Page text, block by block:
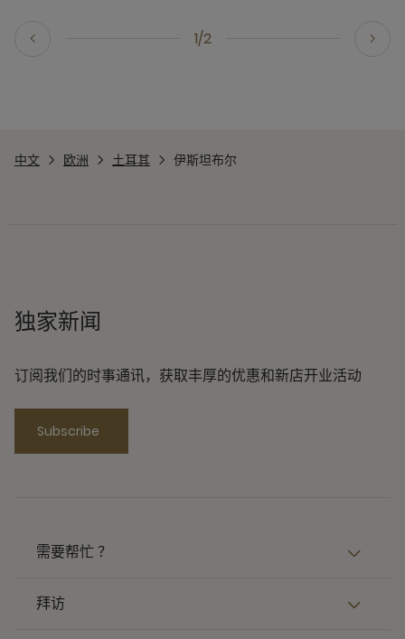
1/2
中文 欧洲 土耳其 伊斯坦布尔
独家新闻
订阅我们的时事通讯，获取丰厚的优惠和新店开业活动
Subscribe
需要帮忙 ？
拜访